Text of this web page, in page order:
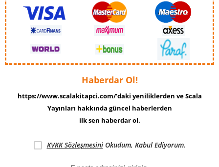
Haberdar Ol!
https://www.scalakitapci.com/’daki yeniliklerden ve Scala
Yayınları hakkında güncel haberlerden
ilk sen haberdar ol.
KVKK SözleşmesiniOkudum, Kabul Ediyorum.